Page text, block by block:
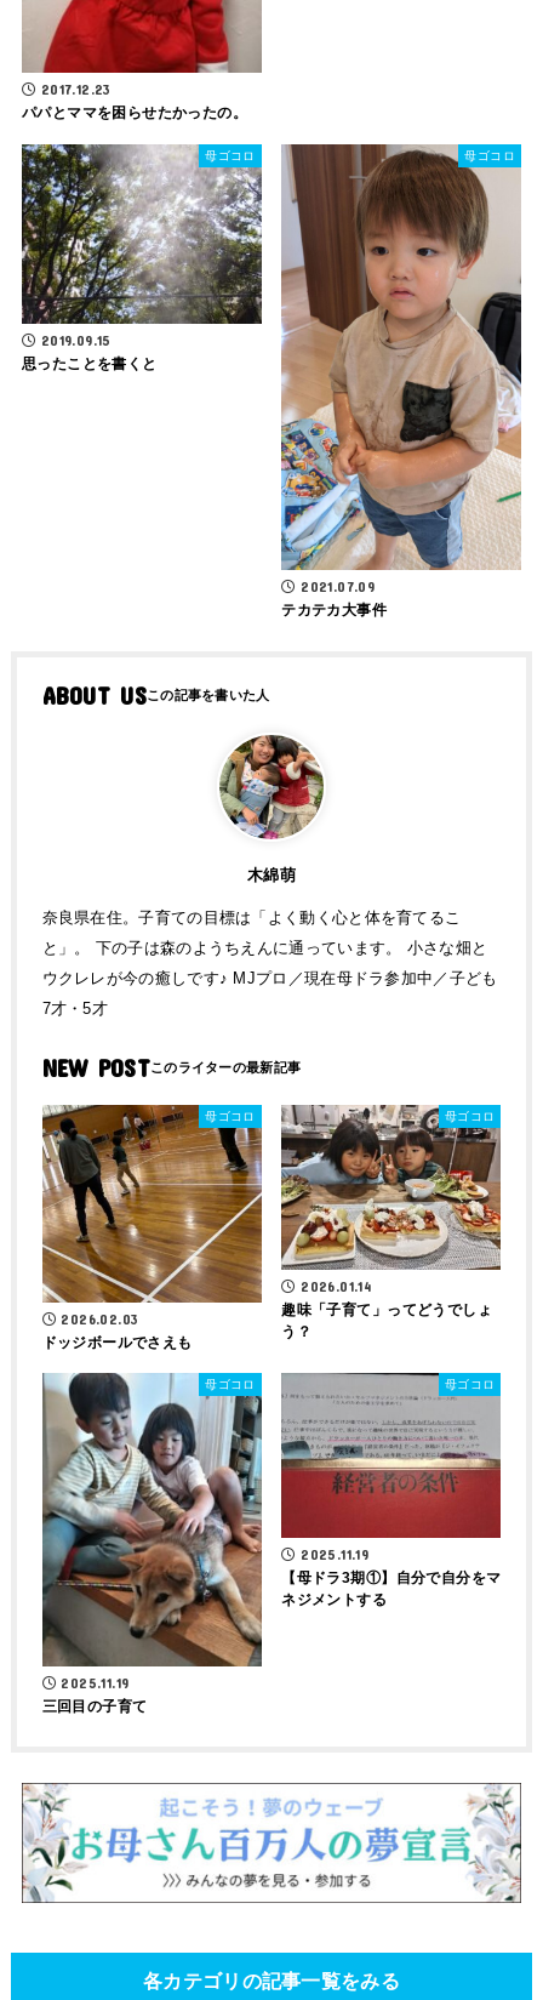
2017.12.23
パパとママを困らせたかったの。
母ゴコロ
2019.09.15
思ったことを書くと
母ゴコロ
2021.07.09
テカテカ大事件
ABOUT US
木綿萌
奈良県在住。子育ての目標は「よく動く心と体を育てるこ
と」。 下の子は森のようちえんに通っています。 小さな畑と
ウクレレが今の癒しです♪ MJプロ／現在母ドラ参加中／子ども
7才・5才
NEW POST
母ゴコロ
2026.02.03
ドッジボールでさえも
母ゴコロ
2026.01.14
趣味「子育て」ってどうでしょ
う？
母ゴコロ
2025.11.19
三回目の子育て
母ゴコロ
2025.11.19
【母ドラ3期①】自分で自分をマ
ネジメントする
各カテゴリの記事一覧をみる